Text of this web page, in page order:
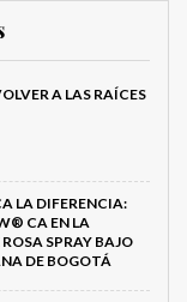
A LAS RAÍCES
LA DIFERENCIA:
CA EN LA
SPRAY BAJO
DE BOGOTÁ